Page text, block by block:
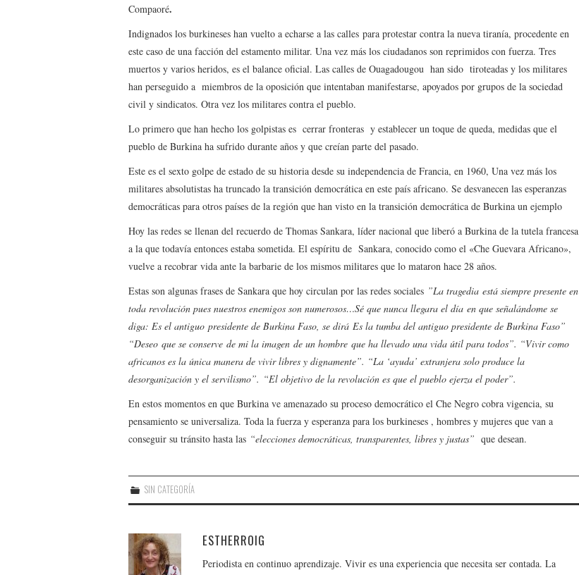
Compaoré.
Indignados los burkineses han vuelto a echarse a las calles para protestar contra la nueva tiranía, procedente en
este caso de una facción del estamento militar. Una vez más los ciudadanos son reprimidos con fuerza. Tres
muertos y varios heridos, es el balance oficial. Las calles de Ouagadougou han sido tiroteadas y los militares
han perseguido a miembros de la oposición que intentaban manifestarse, apoyados por grupos de la sociedad
civil y sindicatos. Otra vez los militares contra el pueblo.
Lo primero que han hecho los golpistas es cerrar fronteras y establecer un toque de queda, medidas que el
pueblo de Burkina ha sufrido durante años y que creían parte del pasado.
Este es el sexto golpe de estado de su historia desde su independencia de Francia, en 1960, Una vez más los
militares absolutistas ha truncado la transición democrática en este país africano. Se desvanecen las esperanzas
democráticas para otros países de la región que han visto en la transición democrática de Burkina un ejemplo
Hoy las redes se llenan del recuerdo de Thomas Sankara, líder nacional que liberó a Burkina de la tutela francesa
a la que todavía entonces estaba sometida. El espíritu de Sankara, conocido como el «Che Guevara Africano»,
vuelve a recobrar vida ante la barbarie de los mismos militares que lo mataron hace 28 años.
Estas son algunas frases de Sankara que hoy circulan por las redes sociales ”La tragedia está siempre presente en
toda revolución pues nuestros enemigos son numerosos…Sé que nunca llegara el día en que señalándome se
diga: Es el antiguo presidente de Burkina Faso, se dirá Es la tumba del antiguo presidente de Burkina Faso”
“Deseo que se conserve de mi la imagen de un hombre que ha llevado una vida útil para todos”. “Vivir como
africanos es la única manera de vivir libres y dignamente”. “La ‘ayuda’ extranjera solo produce la
desorganización y el servilismo”. “El objetivo de la revolución es que el pueblo ejerza el poder”.
En estos momentos en que Burkina ve amenazado su proceso democrático el Che Negro cobra vigencia, su
pensamiento se universaliza. Toda la fuerza y esperanza para los burkineses , hombres y mujeres que van a
conseguir su tránsito hasta las “elecciones democráticas, transparentes, libres y justas” que desean.
SIN CATEGORÍA
ESTHERROIG
Periodista en continuo aprendizaje. Vivir es una experiencia que necesita ser contada. La